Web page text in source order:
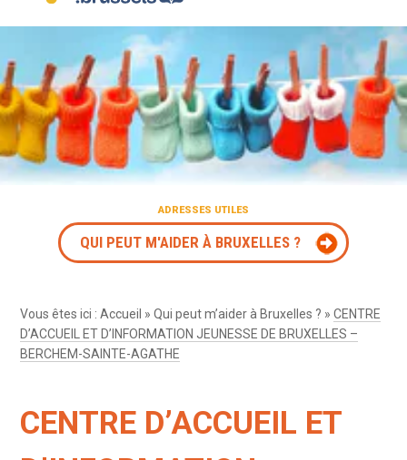
ADRESSES UTILES
QUI PEUT M'AIDER À BRUXELLES ?
Vous êtes ici :Accueil »Qui peut m’aider à Bruxelles ? »CENTRE
D’ACCUEIL ET D’INFORMATION JEUNESSE DE BRUXELLES –
BERCHEM-SAINTE-AGATHE
CENTRE D’ACCUEIL ET